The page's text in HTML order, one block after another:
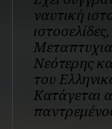
ναυτική
Νεότερης
του
Κατάγεται